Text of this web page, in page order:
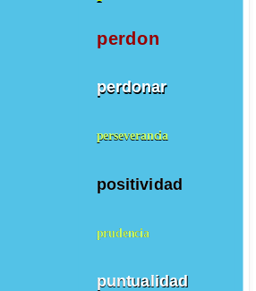
perdon
perdonar
perseverancia
positividad
prudencia
puntualidad